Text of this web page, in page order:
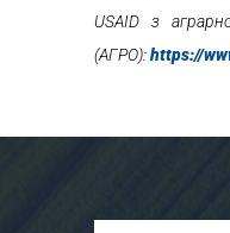
USAID
з
(АГРО):https://